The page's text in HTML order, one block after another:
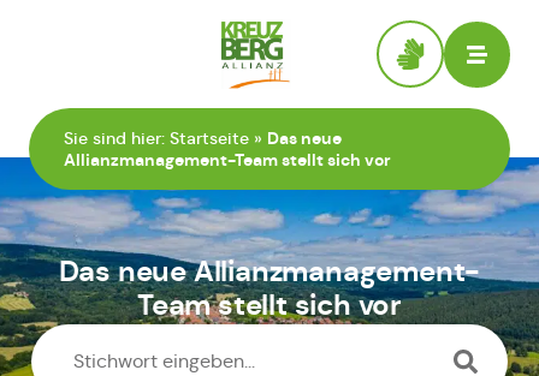
Sie sind hier: Startseite » Das neue
Allianzmanagement-Team stellt sich vor
Das neue Allianzmanagement-
Team stellt sich vor